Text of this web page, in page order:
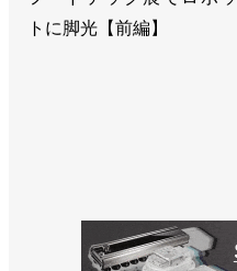
トに脚光【前編】